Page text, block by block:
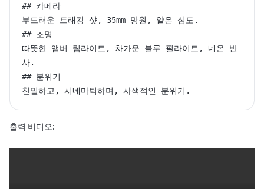
## 카메라
부드러운 트래킹 샷, 35mm 망원, 얕은 심도.
## 조명
따뜻한 앰버 림라이트, 차가운 블루 필라이트, 네온 반
사.
## 분위기
친밀하고, 시네마틱하며, 사색적인 분위기.
출력 비디오: